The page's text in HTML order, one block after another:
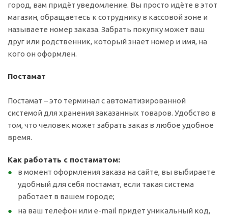
город, вам придёт уведомление. Вы просто идёте в этот
магазин, обращаетесь к сотруднику в кассовой зоне и
называете номер заказа. Забрать покупку может ваш
друг или родственник, который знает номер и имя, на
кого он оформлен.
Постамат
Постамат – это терминал с автоматизированной
системой для хранения заказанных товаров. Удобство в
том, что человек может забрать заказ в любое удобное
время.
Как работать с постаматом:
в момент оформления заказа на сайте, вы выбираете
удобный для себя постамат, если такая система
работает в вашем городе;
на ваш телефон или e-mail придет уникальный код,